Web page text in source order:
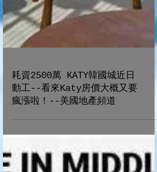
動工--看來Katy房價大概又要
瘋漲啦！--美國地產頻道